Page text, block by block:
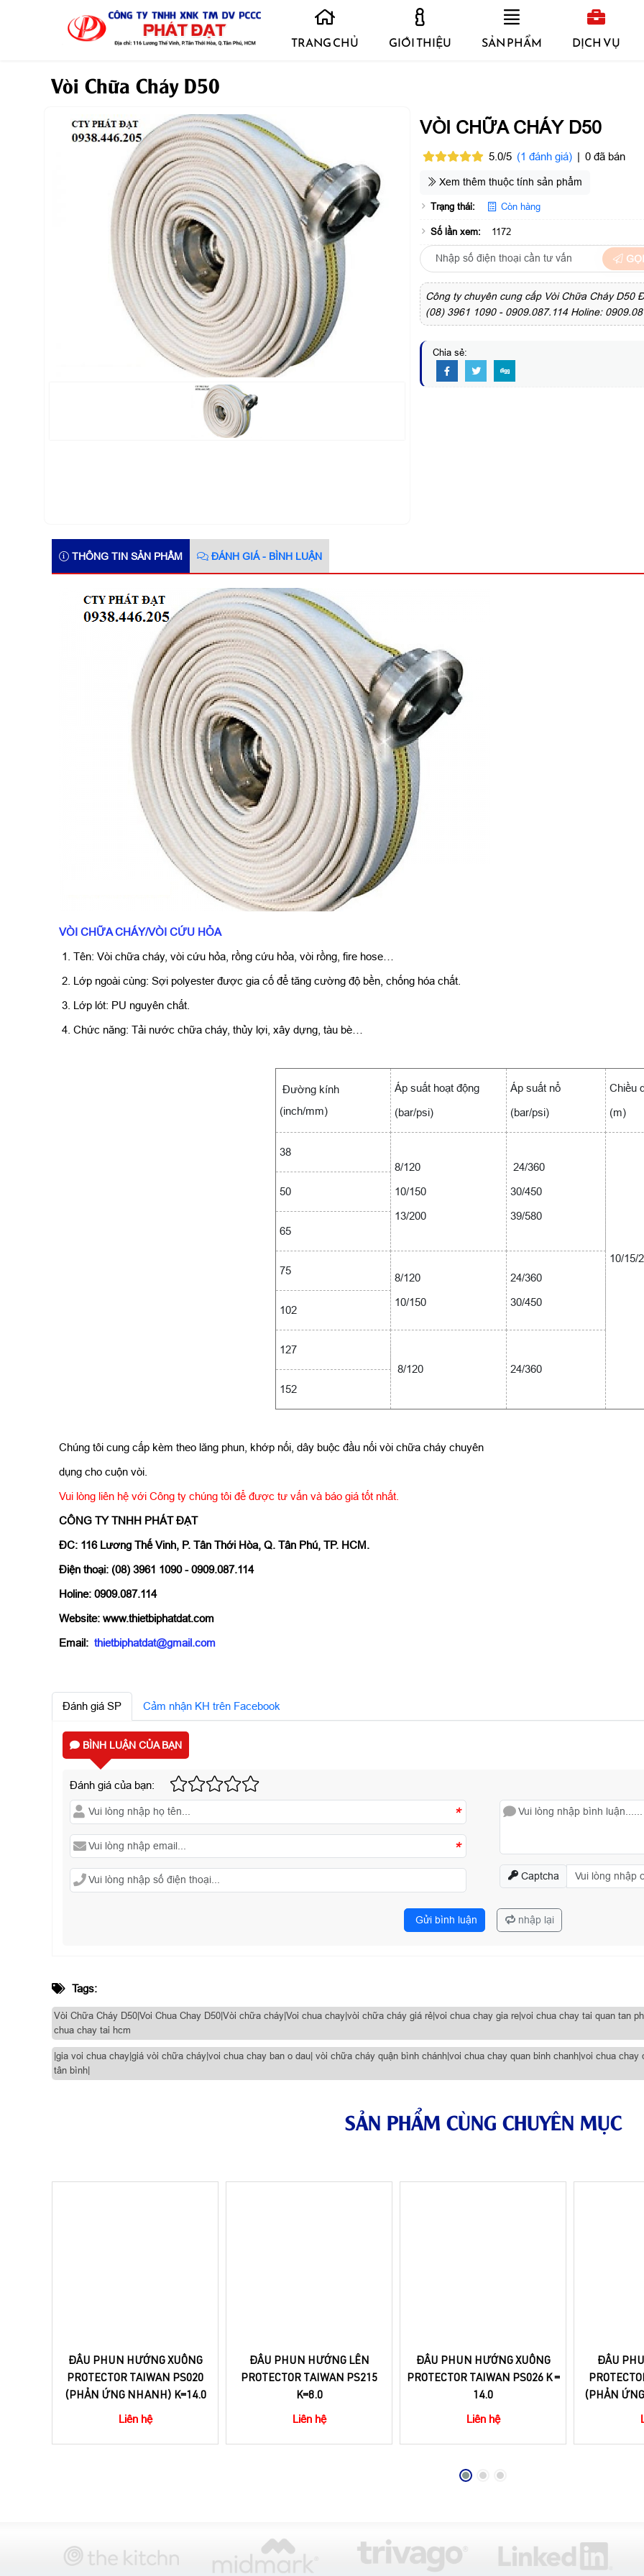
TRANG CHỦ GIỚI THIỆU SẢN PHẨM DỊCH VỤ
Vòi Chữa Cháy D50
VÒI CHỮA CHÁY D50
5.0/5 (1 đánh giá) | 0 đã bán
Xem thêm thuộc tính sản phẩm
Trạng thái: Còn hàng
Số lần xem: 1172
Công ty chuyên cung cấp Vòi Chữa Cháy D50
(08) 3961 1090 - 0909.087.114 Holine:
Chia sẻ:
THÔNG TIN SẢN PHẨM ĐÁNH GIÁ - BÌNH LUẬN
VÒI CHỮA CHÁY/VÒI CỨU HỎA
1. Tên: Vòi chữa cháy, vòi cứu hỏa, rồng cứu hỏa, vòi rồng, fire hose…
2. Lớp ngoài cùng: Sợi polyester được gia cố để tăng cường độ bền, chống hóa chất.
3. Lớp lót: PU nguyên chất.
4. Chức năng: Tải nước chữa cháy, thủy lợi, xây dựng, tàu bè…
Đường kính
(inch/mm)
Áp suất hoạt động
(bar/psi)
Áp suất nổ
(bar/psi)
Chiều
(m)
38
8/120
10/150
13/200
24/360
30/450
39/580
10/15/
50
65
75
8/120
10/150
24/360
30/450
102
127
8/120
24/360
152
Chúng tôi cung cấp kèm theo lăng phun, khớp nối, dây buộc đầu nối vòi chữa cháy chuyên
dụng cho cuộn vòi.
Vui lòng liên hệ với Công ty chúng tôi để được tư vấn và báo giá tốt nhất.
CÔNG TY TNHH PHÁT ĐẠT
ĐC: 116 Lương Thế Vinh, P. Tân Thới Hòa, Q. Tân Phú, TP. HCM.
Điện thoại: (08) 3961 1090 - 0909.087.114
Holine: 0909.087.114
Website: www.thietbiphatdat.com
Email: thietbiphatdat@gmail.com
Đánh giá SP Cảm nhận KH trên Facebook
BÌNH LUẬN CỦA BẠN
Đánh giá của bạn:
*
*
Captcha
Gửi bình luận nhập lại
Tags:
Vòi Chữa Cháy D50|Voi Chua Chay D50|Vòi chữa cháy|Voi chua chay|vòi chữa cháy giá rẻ|voi chua chay gia re|voi chua chay tai quan tan
chua chay tai hcm
|gia voi chua chay|giá vòi chữa cháy|voi chua chay ban o dau| vòi chữa cháy quận bình chánh|voi chua chay quan binh chanh|voi chua
tân bình|
SẢN PHẨM CÙNG CHUYÊN MỤC
ĐẦU PHUN HƯỚNG XUỐNG
PROTECTOR TAIWAN PS020
(PHẢN ỨNG NHANH) K=14.0
Liên hệ
ĐẦU PHUN HƯỚNG LÊN
PROTECTOR TAIWAN PS215
K=8.0
Liên hệ
ĐẦU PHUN HƯỚNG XUỐNG
PROTECTOR TAIWAN PS026 K =
14.0
Liên hệ
ĐẦU
(PHẢN